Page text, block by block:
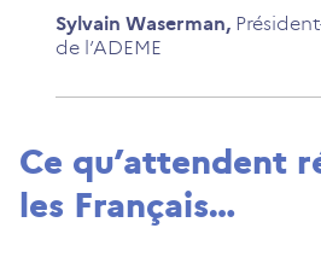
Sylvain Waserman,
de l’ADEME
Ce qu’attendent
les Français…